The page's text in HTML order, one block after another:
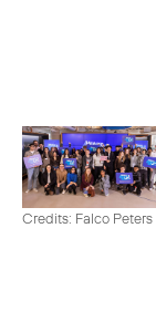
Credits: Falco Peters